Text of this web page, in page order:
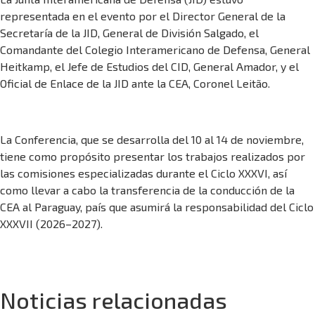
representada en el evento por el Director General de la
Secretaría de la JID, General de División Salgado, el
Comandante del Colegio Interamericano de Defensa, General
Heitkamp, el Jefe de Estudios del CID, General Amador, y el
Oficial de Enlace de la JID ante la CEA, Coronel Leitão.
La Conferencia, que se desarrolla del 10 al 14 de noviembre,
tiene como propósito presentar los trabajos realizados por
las comisiones especializadas durante el Ciclo XXXVI, así
como llevar a cabo la transferencia de la conducción de la
CEA al Paraguay, país que asumirá la responsabilidad del Ciclo
XXXVII (2026–2027).
Noticias relacionadas